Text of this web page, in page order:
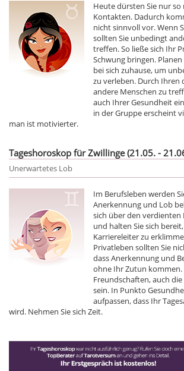
Heute dürsten Sie nur so
Kontakten. Dadurch
nicht sinnvoll vor. Wenn
sollten Sie unbedingt
treffen. So ließe sich Ihr
Schwung bringen.
bei sich zuhause, um
zu verleben. Durch Ihren
andere Menschen zu
auch Ihrer Gesundheit
in der Gruppe erscheint
man ist motivierter.
Tageshoroskop für Zwillinge (21.05. -
Unerwartetes Lob
Im Berufsleben werden
Anerkennung und Lob
sich über den
und halten Sie sich
Karriereleiter zu
Privatleben sollten Sie
dass Anerkennung und
ohne Ihr Zutun
Freundschaften, auch
sein. In Punkto
aufpassen, dass Ihr
wird. Nehmen Sie sich Zeit.